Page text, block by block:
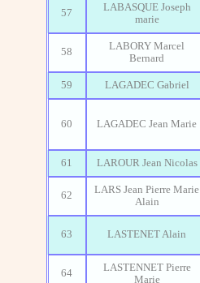
57
LABASQUE Joseph
marie
58
LABORY Marcel
Bernard
59 LAGADEC Gabriel
60 LAGADEC Jean Marie
61 LAROUR Jean Nicolas
62
LARS Jean Pierre Marie
Alain
63 LASTENET Alain
64
LASTENNET Pierre
Marie